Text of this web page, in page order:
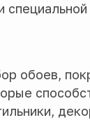
обоев,